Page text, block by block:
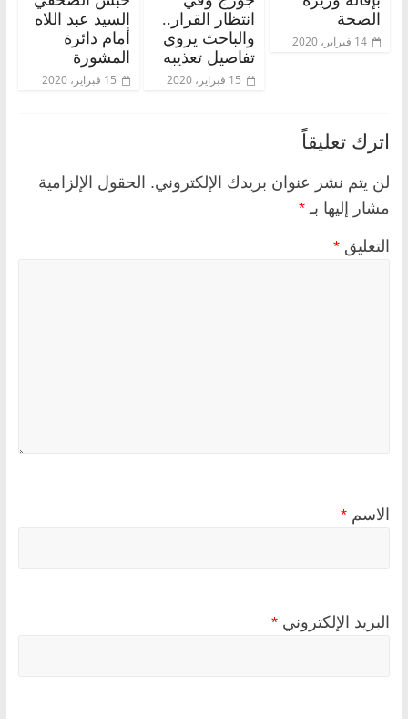
الصحة
14 فبراير، 2020
انتظار القرار..
والباحث يروي
تفاصيل تعذيبه
15 فبراير، 2020
السيد عبد اللاه
أمام دائرة
المشورة
15 فبراير، 2020
اترك تعليقاً
لن يتم نشر عنوان بريدك الإلكتروني. الحقول الإلزامية
مشار إليها بـ *
التعليق *
الاسم *
البريد الإلكتروني *